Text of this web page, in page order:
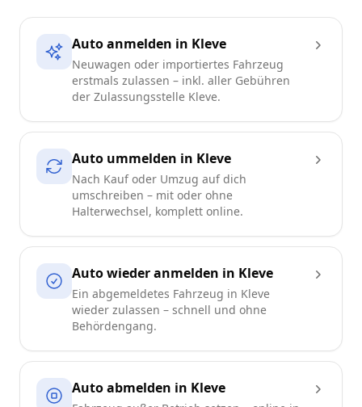
Auto anmelden in Kleve
Neuwagen oder importiertes Fahrzeug
erstmals zulassen – inkl. aller Gebühren
der Zulassungsstelle Kleve.
Auto ummelden in Kleve
Nach Kauf oder Umzug auf dich
umschreiben – mit oder ohne
Halterwechsel, komplett online.
Auto wieder anmelden in Kleve
Ein abgemeldetes Fahrzeug in Kleve
wieder zulassen – schnell und ohne
Behördengang.
Auto abmelden in Kleve